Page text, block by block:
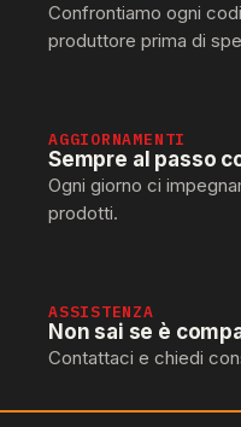
Confrontiamo ogni
produttore prima di
AGGIORNAMENTI
Sempre al passo
Ogni giorno ci
prodotti.
ASSISTENZA
Non sai se è
Contattaci e chiedi